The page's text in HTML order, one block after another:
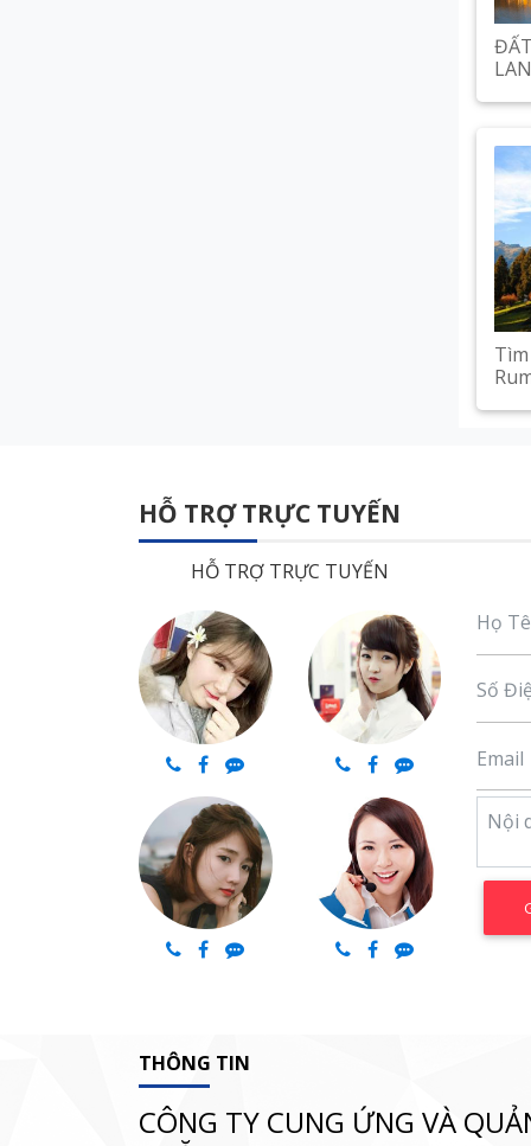
LAN
HỖ TRỢ TRỰC TUYẾN
HỖ TRỢ TRỰC TUYẾN
THÔNG TIN
CÔNG TY CUNG ỨNG VÀ